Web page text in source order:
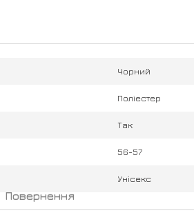
Чорний
Поліестер
Так
56-57
Унісекс
Повернення